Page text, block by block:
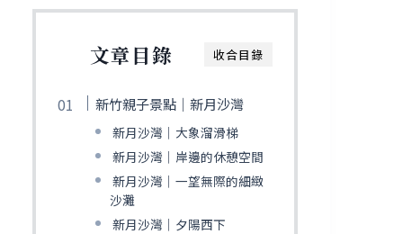
收合目錄
文章目錄
新竹親子景點｜新月沙灣
新月沙灣｜大象溜滑梯
新月沙灣｜岸邊的休憩空間
新月沙灣｜一望無際的細緻
沙灘
新月沙灣｜夕陽西下